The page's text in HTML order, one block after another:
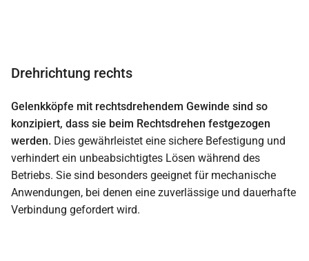
Drehrichtung rechts
Gelenkköpfe mit rechtsdrehendem Gewinde sind so
konzipiert, dass sie beim Rechtsdrehen festgezogen
werden. Dies gewährleistet eine sichere Befestigung und
verhindert ein unbeabsichtigtes Lösen während des
Betriebs. Sie sind besonders geeignet für mechanische
Anwendungen, bei denen eine zuverlässige und dauerhafte
Verbindung gefordert wird.